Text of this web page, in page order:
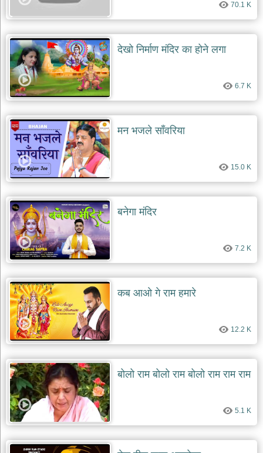
70.1 K
देखो निर्माण मंदिर का होने लगा
6.7 K
मन भजले साँवरिया
15.0 K
बनेगा मंदिर
7.2 K
कब आओ गे राम हमारे
12.2 K
बोलो राम बोलो राम बोलो राम राम राम
5.1 K